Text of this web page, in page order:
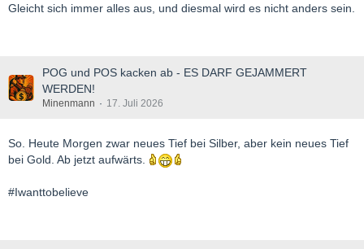
Gleicht sich immer alles aus, und diesmal wird es nicht anders sein.
POG und POS kacken ab - ES DARF GEJAMMERT
WERDEN!
Minenmann 17. Juli 2026
So. Heute Morgen zwar neues Tief bei Silber, aber kein neues Tief
bei Gold. Ab jetzt aufwärts.
#Iwanttobelieve